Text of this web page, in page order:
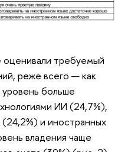
требуемый
реже всего — как
больше
ИИ (24,7%),
и иностранных
владения чаще